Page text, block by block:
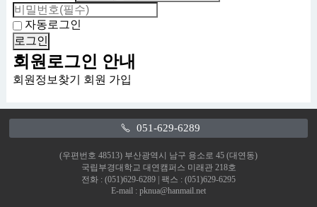
자동로그인
회원로그인 안내
회원정보찾기 회원 가입
051-629-6289
(우편번호 48513) 부산광역시 남구 용소로 45 (대연동)
국립부경대학교 대연캠퍼스 미래관 218호
전화 : (051)629-6289 | 팩스 : (051)629-6295
E-mail : pknua@hanmail.net